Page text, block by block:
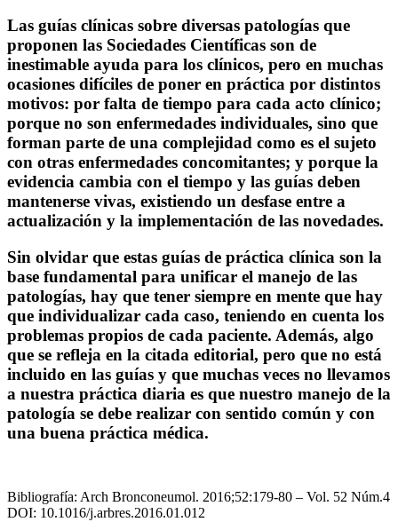
Las guías clínicas sobre diversas patologías que
proponen las Sociedades Científicas son de
inestimable ayuda para los clínicos, pero en muchas
ocasiones difíciles de poner en práctica por distintos
motivos: por falta de tiempo para cada acto clínico;
porque no son enfermedades individuales, sino que
forman parte de una complejidad como es el sujeto
con otras enfermedades concomitantes; y porque la
evidencia cambia con el tiempo y las guías deben
mantenerse vivas, existiendo un desfase entre a
actualización y la implementación de las novedades.
Sin olvidar que estas guías de práctica clínica son la
base fundamental para unificar el manejo de las
patologías, hay que tener siempre en mente que hay
que individualizar cada caso, teniendo en cuenta los
problemas propios de cada paciente. Además, algo
que se refleja en la citada editorial, pero que no está
incluido en las guías y que muchas veces no llevamos
a nuestra práctica diaria es que nuestro manejo de la
patología se debe realizar con sentido común y con
una buena práctica médica.
Bibliografía: Arch Bronconeumol. 2016;52:179-80 – Vol. 52 Núm.4
DOI: 10.1016/j.arbres.2016.01.012